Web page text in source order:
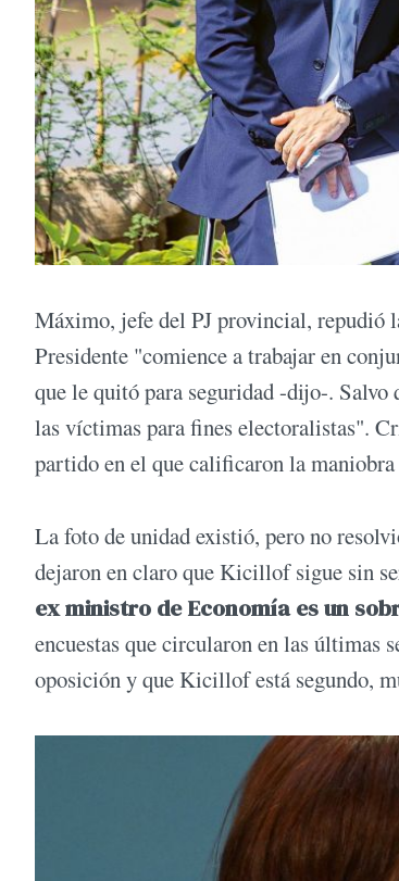
Máximo, jefe del PJ provincial, repudió
Presidente "comience a trabajar en
que le quitó para seguridad -dijo-. Salvo
las víctimas para fines electoralistas".
partido en el que calificaron la
La foto de unidad existió, pero no
dejaron en claro que Kicillof sigue sin
ex ministro de Economía es un
encuestas que circularon en las últimas
oposición y que Kicillof está segundo,